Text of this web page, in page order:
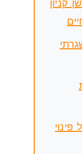
קניון
פינוי